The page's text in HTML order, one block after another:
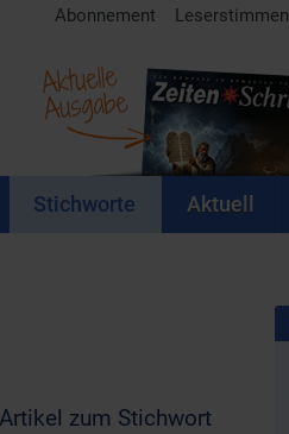
Abonnement Leserstimmen
Aktuelle
Ausgabe
Stichworte Aktuell
Artikel zum Stichwort